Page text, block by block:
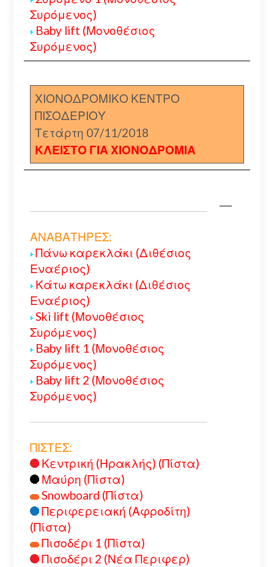
Συρόμενος)
Baby lift (Μονοθέσιος
Συρόμενος)
ΧΙΟΝΟΔΡΟΜΙΚΟ ΚΕΝΤΡΟ
ΠΙΣΟΔΕΡΙΟΥ
Τετάρτη 07/11/2018
ΚΛΕΙΣΤΟ ΓΙΑ ΧΙΟΝΟΔΡΟΜΙΑ
ΑΝΑΒΑΤΗΡΕΣ:
Πάνω καρεκλάκι (Διθέσιος
Εναέριος)
Κάτω καρεκλάκι (Διθέσιος
Εναέριος)
Ski lift (Μονοθέσιος
Συρόμενος)
Baby lift 1 (Μονοθέσιος
Συρόμενος)
Baby lift 2 (Μονοθέσιος
Συρόμενος)
ΠΙΣΤΕΣ:
Κεντρική (Ηρακλής) (Πίστα)
Μαύρη (Πίστα)
Snowboard (Πίστα)
Περιφερειακή (Αφροδίτη)
(Πίστα)
Πισοδέρι 1 (Πίστα)
Πισοδέρι 2 (Νέα Περιφερ)